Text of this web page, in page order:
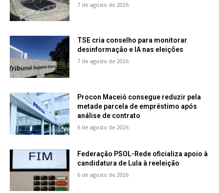
7 de agosto de 2026
TSE cria conselho para monitorar
desinformação e IA nas eleições
7 de agosto de 2026
Procon Maceió consegue reduzir pela
metade parcela de empréstimo após
análise de contrato
6 de agosto de 2026
Federação PSOL-Rede oficializa apoio à
candidatura de Lula à reeleição
6 de agosto de 2026